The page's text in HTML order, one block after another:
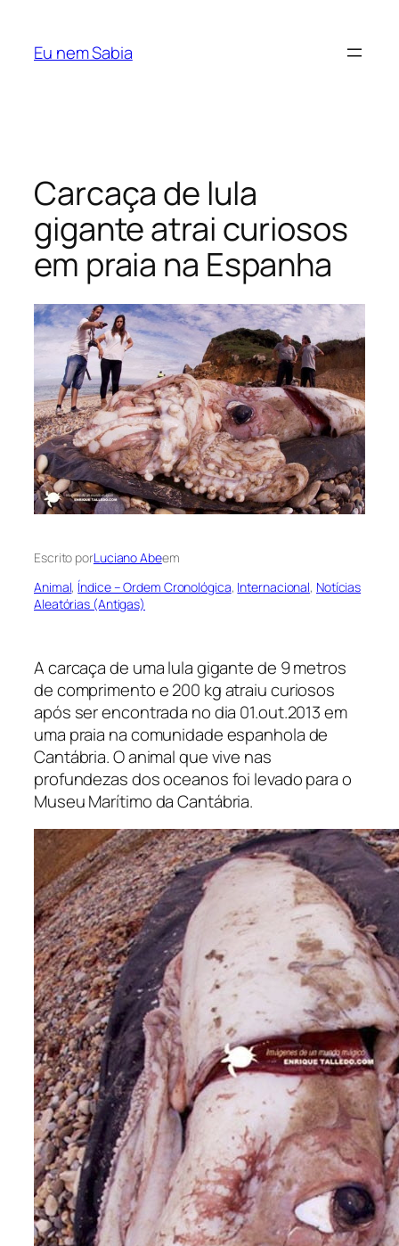
Eu nem Sabia
Carcaça de lula
gigante atrai curiosos
em praia na Espanha
Escrito porLuciano Abeem
Animal, Índice – Ordem Cronológica, Internacional, Notícias
Aleatórias (Antigas)
A carcaça de uma lula gigante de 9 metros
de comprimento e 200 kg atraiu curiosos
após ser encontrada no dia 01.out.2013 em
uma praia na comunidade espanhola de
Cantábria. O animal que vive nas
profundezas dos oceanos foi levado para o
Museu Marítimo da Cantábria.